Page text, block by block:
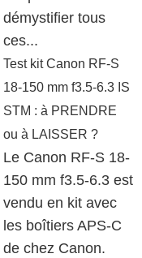
démystifier tous
ces...
Test kit Canon RF-S
18-150 mm f3.5-6.3 IS
STM : à PRENDRE
ou à LAISSER ?
Le Canon RF-S 18-
150 mm f3.5-6.3 est
vendu en kit avec
les boîtiers APS-C
de chez Canon.